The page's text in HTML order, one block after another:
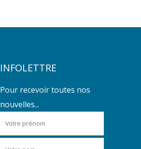
INFOLETTRE
Pour recevoir toutes nos
nouvelles...